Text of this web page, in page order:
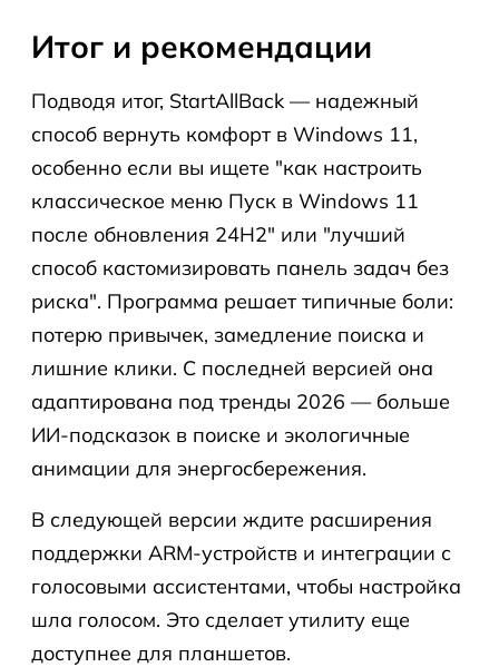
Итог и рекомендации
Подводя итог, StartAllBack — надежный
способ вернуть комфорт в Windows 11,
особенно если вы ищете "как настроить
классическое меню Пуск в Windows 11
после обновления 24H2" или "лучший
способ кастомизировать панель задач без
риска". Программа решает типичные боли:
потерю привычек, замедление поиска и
лишние клики. С последней версией она
адаптирована под тренды 2026 — больше
ИИ-подсказок в поиске и экологичные
анимации для энергосбережения.
В следующей версии ждите расширения
поддержки ARM-устройств и интеграции с
голосовыми ассистентами, чтобы настройка
шла голосом. Это сделает утилиту еще
доступнее для планшетов.